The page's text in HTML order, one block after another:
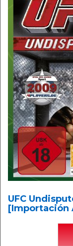
UFC
[Importación